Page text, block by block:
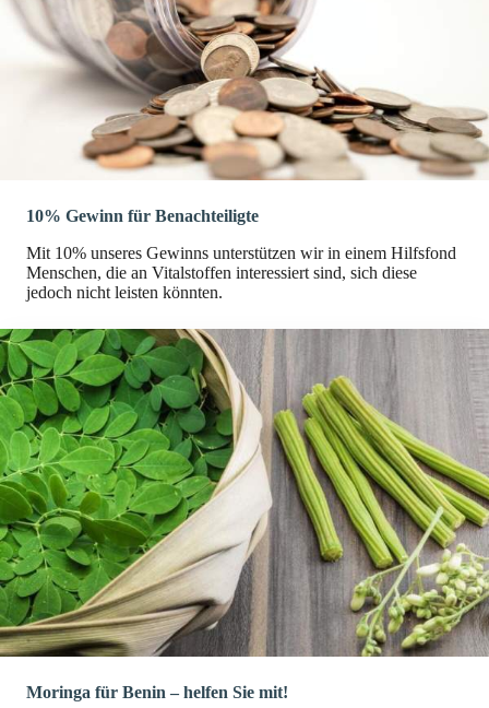
10% Gewinn für Benachteiligte
Mit 10% unseres Gewinns unterstützen wir in einem Hilfsfond
Menschen, die an Vitalstoffen interessiert sind, sich diese
jedoch nicht leisten könnten.
Moringa für Benin – helfen Sie mit!